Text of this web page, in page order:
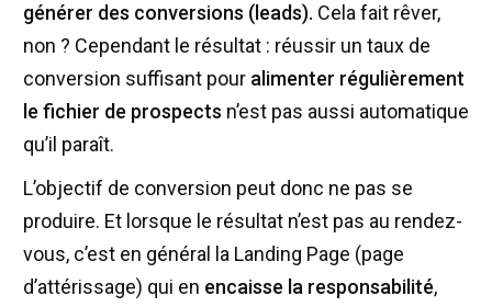
générer des conversions (leads). Cela fait rêver,
non ? Cependant le résultat : réussir un taux de
conversion suffisant pour alimenter régulièrement
le fichier de prospects n’est pas aussi automatique
qu’il paraît.
L’objectif de conversion peut donc ne pas se
produire. Et lorsque le résultat n’est pas au rendez-
vous, c’est en général la Landing Page (page
d’attérissage) qui en encaisse la responsabilité,